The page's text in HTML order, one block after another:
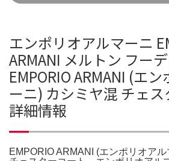
エンポリオアルマーニ
ARMANI メルトン フー
EMPORIO ARMANI (エ
ーニ) カシミヤ混 チェ
詳細情報
EMPORIO ARMANI (エンポリオア